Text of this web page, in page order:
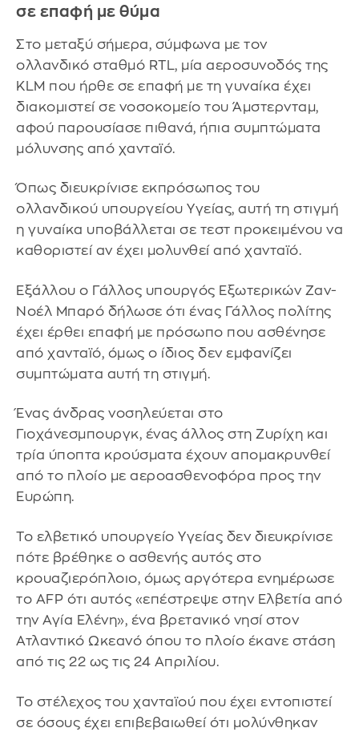
σε επαφή με θύμα
Στο μεταξύ σήμερα, σύμφωνα με τον
ολλανδικό σταθμό RTL, μία αεροσυνοδός της
KLM που ήρθε σε επαφή με τη γυναίκα έχει
διακομιστεί σε νοσοκομείο του Άμστερνταμ,
αφού παρουσίασε πιθανά, ήπια συμπτώματα
μόλυνσης από χανταϊό.
Όπως διευκρίνισε εκπρόσωπος του
ολλανδικού υπουργείου Υγείας, αυτή τη στιγμή
η γυναίκα υποβάλλεται σε τεστ προκειμένου να
καθοριστεί αν έχει μολυνθεί από χανταϊό.
Εξάλλου ο Γάλλος υπουργός Εξωτερικών Ζαν-
Νοέλ Μπαρό δήλωσε ότι ένας Γάλλος πολίτης
έχει έρθει επαφή με πρόσωπο που ασθένησε
από χανταϊό, όμως ο ίδιος δεν εμφανίζει
συμπτώματα αυτή τη στιγμή.
Ένας άνδρας νοσηλεύεται στο
Γιοχάνεσμπουργκ, ένας άλλος στη Ζυρίχη και
τρία ύποπτα κρούσματα έχουν απομακρυνθεί
από το πλοίο με αεροασθενοφόρα προς την
Ευρώπη.
Το ελβετικό υπουργείο Υγείας δεν διευκρίνισε
πότε βρέθηκε ο ασθενής αυτός στο
κρουαζιερόπλοιο, όμως αργότερα ενημέρωσε
το AFP ότι αυτός «επέστρεψε στην Ελβετία από
την Αγία Ελένη», ένα βρετανικό νησί στον
Ατλαντικό Ωκεανό όπου το πλοίο έκανε στάση
από τις 22 ως τις 24 Απριλίου.
Το στέλεχος του χανταϊού που έχει εντοπιστεί
σε όσους έχει επιβεβαιωθεί ότι μολύνθηκαν